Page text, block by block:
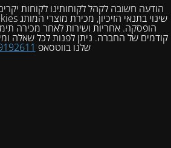
הודעה חשובה לקהל לקוחותינו לקוחות
הופסקה. אחריות ושירות לאחר מכירה
קודמים של החברה. ניתן לפנות לכל שאלה
שלנו בווטסאפ